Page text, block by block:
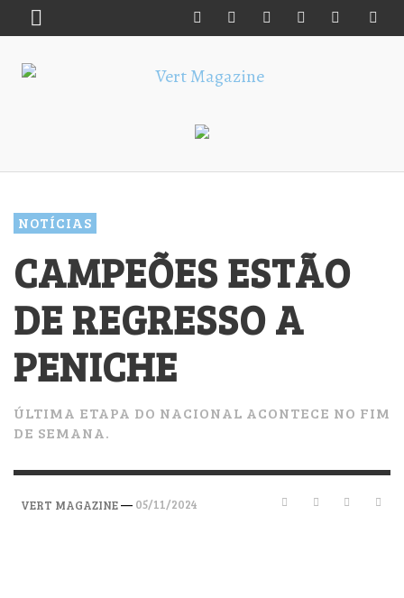
NOTÍCIAS
CAMPEÕES ESTÃO
DE REGRESSO A
PENICHE
ÚLTIMA ETAPA DO NACIONAL ACONTECE NO FIM
DE SEMANA.
VERT MAGAZINE— 05/11/2024